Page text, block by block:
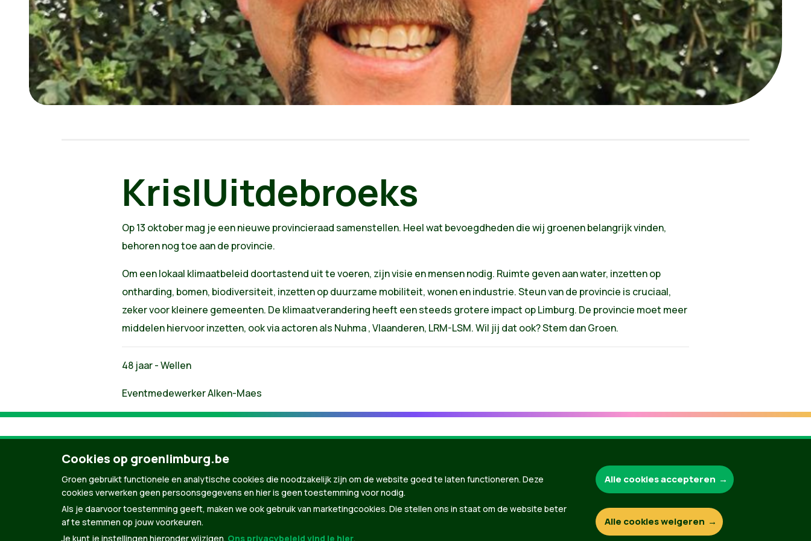
Kris|Uitdebroeks
Op 13 oktober mag je een nieuwe provincieraad samenstellen. Heel wat bevoegdheden die wij groenen belangrijk vinden,
behoren nog toe aan de provincie.
Om een lokaal klimaatbeleid doortastend uit te voeren, zijn visie en mensen nodig. Ruimte geven aan water, inzetten op
ontharding, bomen, biodiversiteit, inzetten op duurzame mobiliteit, wonen en industrie. ​Steun van de provincie is cruciaal,
zeker voor kleinere gemeenten. ​De klimaatverandering heeft een steeds grotere impact op Limburg. De provincie moet meer
middelen hiervoor inzetten, ook via actoren als Nuhma , Vlaanderen, LRM-LSM.​ Wil jij dat ook? Stem dan Groen.
48 jaar - Wellen
Eventmedewerker Alken-Maes
Groen.be
Cookies op groenlimburg.be
Groen gebruikt functionele en analytische cookies die noodzakelijk zijn om de website goed te laten functioneren. Deze
cookies verwerken geen persoonsgegevens en hier is geen toestemming voor nodig.
Als je daarvoor toestemming geeft, maken we ook gebruik van marketingcookies. Die stellen ons in staat om de website beter
af te stemmen op jouw voorkeuren.
Je kunt je instellingen hieronder wijzigen. Ons privacybeleid vind je hier.
Alle cookies accepteren
Alle cookies weigeren